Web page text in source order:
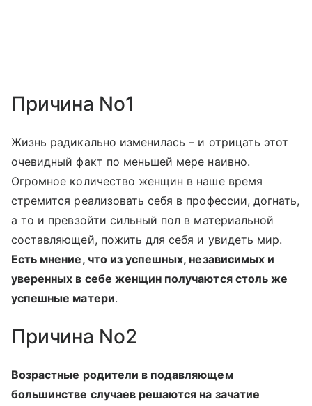
Причина No1
Жизнь радикально изменилась – и отрицать этот
очевидный факт по меньшей мере наивно.
Огромное количество женщин в наше время
стремится реализовать себя в профессии, догнать,
а то и превзойти сильный пол в материальной
составляющей, пожить для себя и увидеть мир.
Есть мнение, что из успешных, независимых и
уверенных в себе женщин получаются столь же
успешные матери.
Причина No2
Возрастные родители в подавляющем
большинстве случаев решаются на зачатие